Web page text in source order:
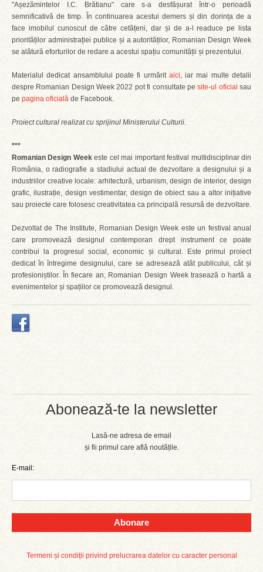
Abonează-te la newsletter
Lasă-ne adresa de email
și fii primul care află noutățile.
E-mail:
Abonare
Termeni și condiții privind prelucrarea datelor cu caracter personal
"Așezămintelor I.C. Brătianu" care s-a desfășurat într-o perioadă
semnificativă de timp. În continuarea acestui demers și din dorința de a
face imobilul cunoscut de către cetățeni, dar și de a-l readuce pe lista
priorităților administrației publice și a autorităților, Romanian Design Week
se alătură eforturilor de redare a acestui spațiu comunității și prezentului.
Materialul dedicat ansamblului poate fi urmărit aici, iar mai multe detalii
despre Romanian Design Week 2022 pot fi consultate pesite-ul oficial sau
pe pagina oficială de Facebook.
Proiect cultural realizat cu sprijinul Ministerului Culturii.
***
Romanian Design Weekeste cel mai important festival multidisciplinar din
România, o radiografie a stadiului actual de dezvoltare a designului și a
industriilor creative locale: arhitectură, urbanism, design de interior, design
grafic, ilustrație, design vestimentar, design de obiect sau a altor inițiative
sau proiecte care folosesc creativitatea ca principală resursă de dezvoltare.
Dezvoltat de The Institute, Romanian Design Week este un festival anual
care promovează designul contemporan drept instrument ce poate
contribui la progresul social, economic și cultural. Este primul proiect
dedicat în întregime designului, care se adresează atât publicului, cât și
profesioniștilor. În fiecare an, Romanian Design Week trasează o hartă a
evenimentelor și spațiilor ce promovează designul.